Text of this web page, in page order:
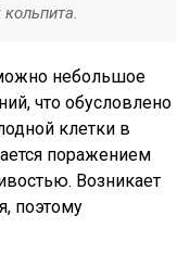
небольшое
что обусловлено
клетки в
поражением
Возникает
поэтому